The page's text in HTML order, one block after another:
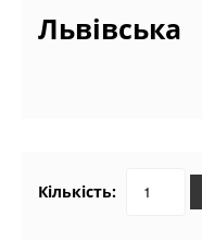
Львівська
Кількість: